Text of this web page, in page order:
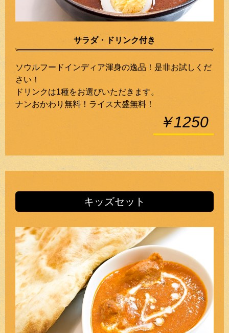
サラダ・ドリンク付き
ソウルフードインディア渾身の逸品！是非お試しくだ
さい！
ドリンクは1種をお選びいただきます。
ナンおかわり無料！ライス大盛無料！
￥1250
キッズセット